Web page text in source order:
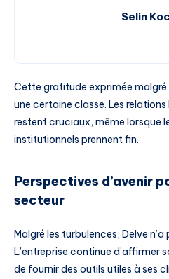
Selin
Cette gratitude exprimée
une certaine classe. Les relations
restent cruciaux, même lorsque
institutionnels prennent fin.
Perspectives d’avenir
secteur
Malgré les turbulences, Delve
L’entreprise continue d’affirmer
de fournir des outils utiles à ses